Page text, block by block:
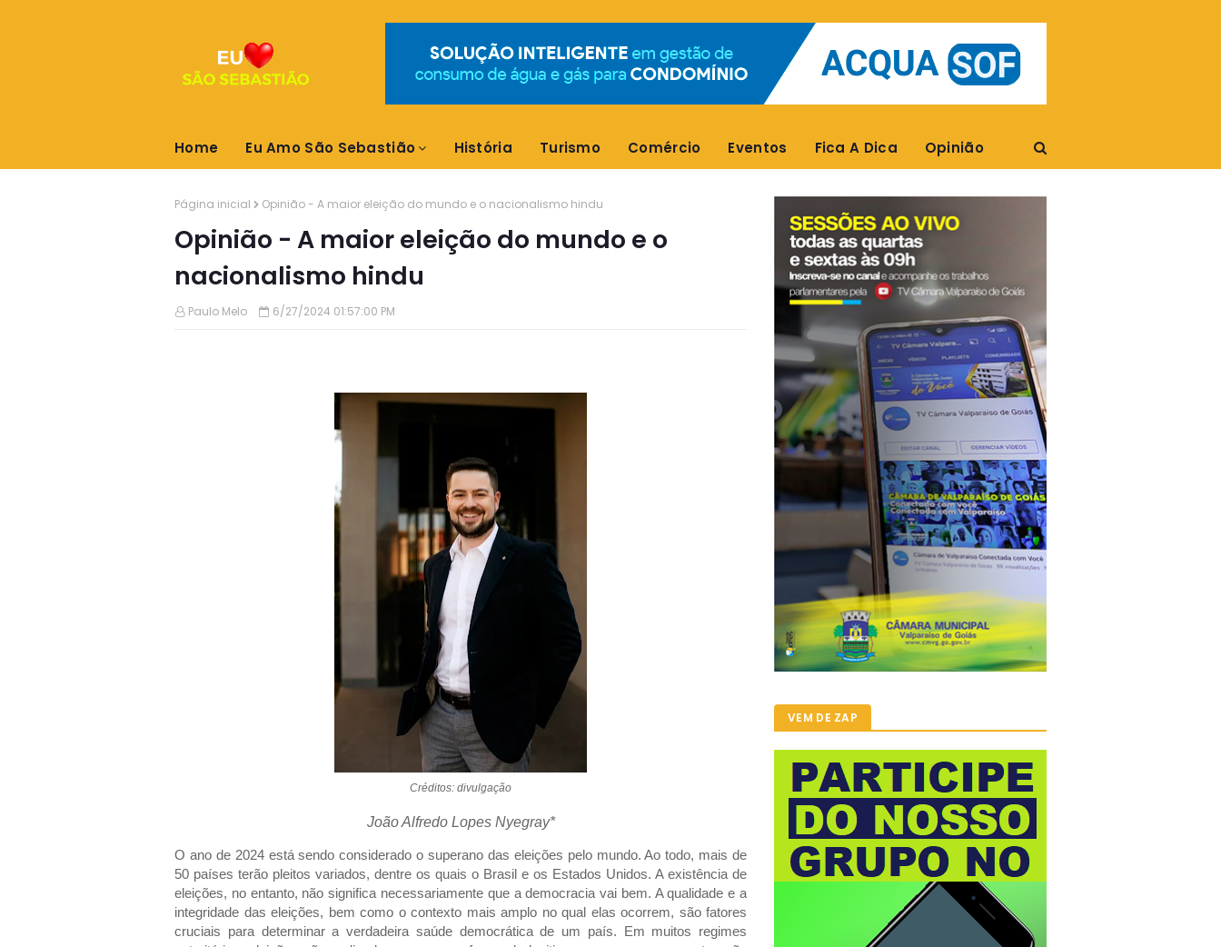
Home Eu Amo São Sebastião História Turismo Comércio Eventos Fica A Dica Opinião
Página inicial Opinião - A maior eleição do mundo e o nacionalismo hindu
Opinião - A maior eleição do mundo e o
nacionalismo hindu
Paulo Melo 6/27/2024 01:57:00 PM
Créditos: divulgação
João Alfredo Lopes Nyegray*
O ano de 2024 está sendo considerado o superano das eleições pelo mundo. Ao todo, mais de
50 países terão pleitos variados, dentre os quais o Brasil e os Estados Unidos. A existência de
eleições, no entanto, não significa necessariamente que a democracia vai bem. A qualidade e a
integridade das eleições, bem como o contexto mais amplo no qual elas ocorrem, são fatores
cruciais para determinar a verdadeira saúde democrática de um país. Em muitos regimes
VEM DE ZAP